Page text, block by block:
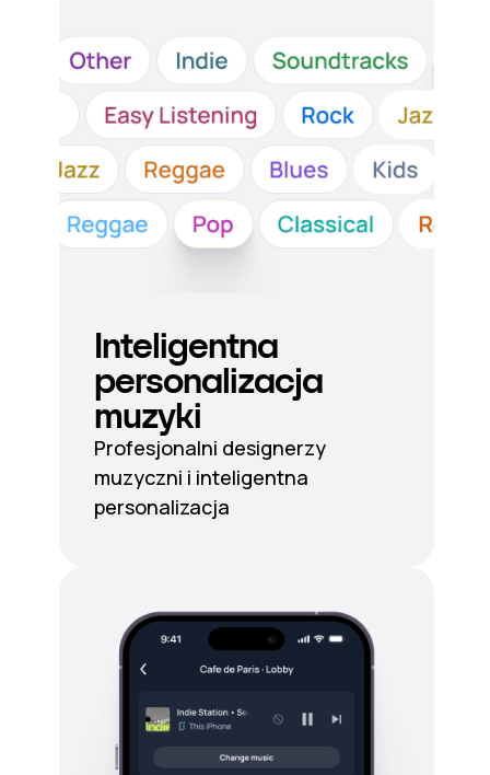
Inteligentna
personalizacja
muzyki
Profesjonalni designerzy
muzyczni i inteligentna
personalizacja